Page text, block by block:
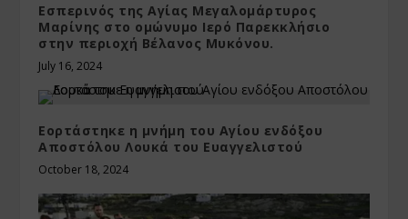
Εσπερινός της Αγίας Μεγαλομάρτυρος
Μαρίνης στο ομώνυμο Ιερό Παρεκκλήσιο
στην περιοχή Βέλανος Μυκόνου.
July 16, 2024
Εορτάστηκε η μνήμη του Αγίου ενδόξου
Αποστόλου Λουκά του Ευαγγελιστού
October 18, 2024